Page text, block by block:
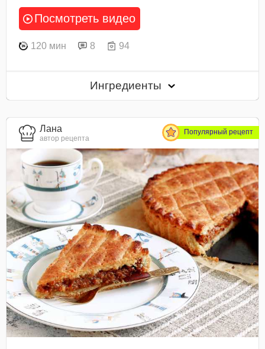
Посмотреть видео
120 мин 8 94
Ингредиенты
Лана
автор рецепта
Популярный рецепт